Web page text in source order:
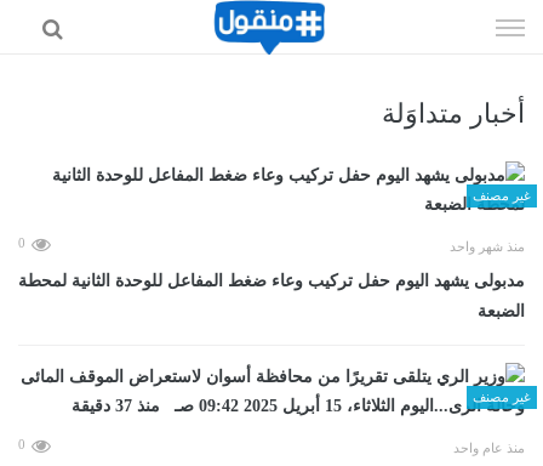
الى
أخبار متداوَلة
غير مصنف
منذ شهر واحد 0
مدبولى يشهد اليوم حفل تركيب وعاء ضغط المفاعل للوحدة الثانية لمحطة
الضبعة
غير مصنف
منذ عام واحد 0